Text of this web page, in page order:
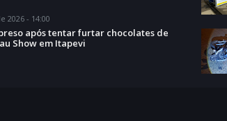
2026 - 14:00
após tentar furtar chocolates de
Show em Itapevi